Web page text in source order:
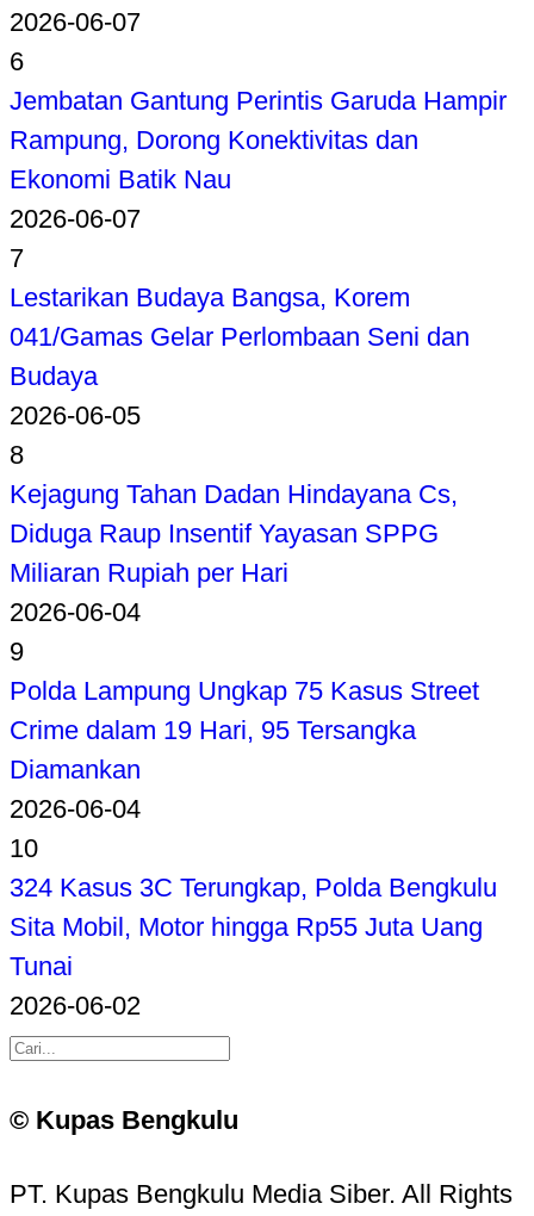
2026-06-07
6
Jembatan Gantung Perintis Garuda Hampir
Rampung, Dorong Konektivitas dan
Ekonomi Batik Nau
2026-06-07
7
Lestarikan Budaya Bangsa, Korem
041/Gamas Gelar Perlombaan Seni dan
Budaya
2026-06-05
8
Kejagung Tahan Dadan Hindayana Cs,
Diduga Raup Insentif Yayasan SPPG
Miliaran Rupiah per Hari
2026-06-04
9
Polda Lampung Ungkap 75 Kasus Street
Crime dalam 19 Hari, 95 Tersangka
Diamankan
2026-06-04
10
324 Kasus 3C Terungkap, Polda Bengkulu
Sita Mobil, Motor hingga Rp55 Juta Uang
Tunai
2026-06-02
© Kupas Bengkulu
PT. Kupas Bengkulu Media Siber. All Rights